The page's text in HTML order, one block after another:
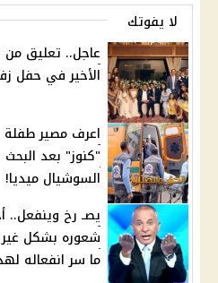
لا يفوتك
عاجل.. تعليق من
الأخير في حفل
اعرف مصير طفلة
"كنوز" بعد
السوشيال ميديا!
يصـ رخ
شعوره بشكل
ما سر انفعاله